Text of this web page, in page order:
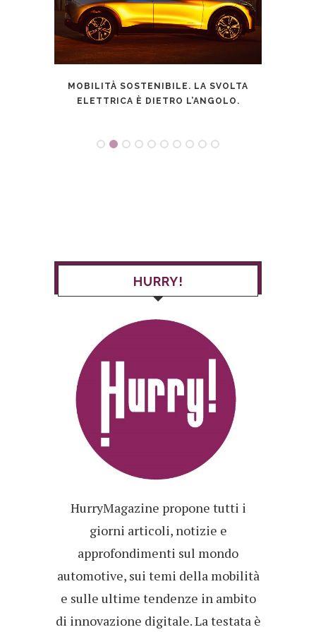
MOBILITÀ SOSTENIBILE. LA SVOLTA
ELETTRICA È DIETRO L’ANGOLO.
HURRY!
HurryMagazine propone tutti i
giorni articoli, notizie e
approfondimenti sul mondo
automotive, sui temi della mobilità
e sulle ultime tendenze in ambito
di innovazione digitale. La testata è